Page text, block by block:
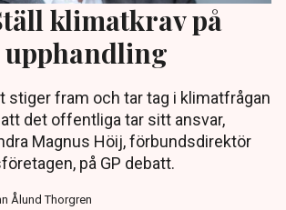
klimatkrav på
stiger fram och tar tag i klimatfrågan
det offentliga tar sitt ansvar,
Magnus Höij, förbundsdirektör
på GP debatt.
Ålund Thorgren